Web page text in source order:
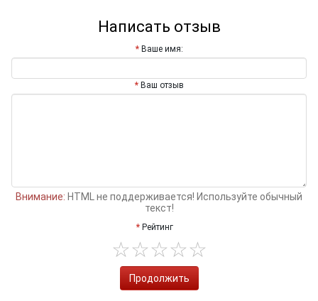
Написать отзыв
Ваше имя:
Ваш отзыв
Внимание: HTML не поддерживается! Используйте обычный
текст!
Рейтинг
Продолжить